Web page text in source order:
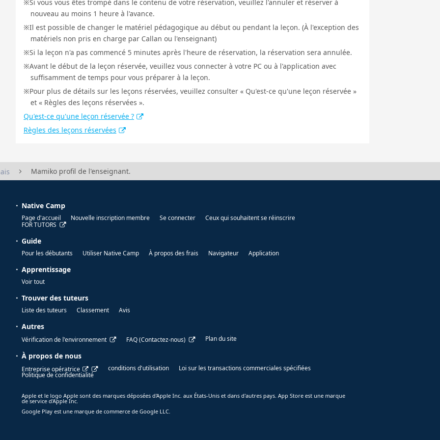
Si vous vous êtes trompé dans le contenu de votre réservation, veuillez l'annuler et réserver à
nouveau au moins 1 heure à l'avance.
Il est possible de changer le matériel pédagogique au début ou pendant la leçon. (À l'exception des
matériels non pris en charge par Callan ou l'enseignant)
Si la leçon n'a pas commencé 5 minutes après l'heure de réservation, la réservation sera annulée.
Avant le début de la leçon réservée, veuillez vous connecter à votre PC ou à l'application avec
suffisamment de temps pour vous préparer à la leçon.
Pour plus de détails sur les leçons réservées, veuillez consulter « Qu'est-ce qu'une leçon réservée »
et « Règles des leçons réservées ».
Qu'est-ce qu'une leçon réservée ?
Règles des leçons réservées
Mamiko profil de l'enseignant.
Native Camp
Page d'accueil Nouvelle inscription membre Se connecter
Ceux qui souhaitent se réinscrire
FOR TUTORS
Guide
Pour les débutants Utiliser Native Camp À propos des frais Navigateur Application
Apprentissage
Voir tout
Trouver des tuteurs
Liste des tuteurs Classement Avis
Autres
Vérification de l'environnement FAQ (Contactez-nous) Plan du site
À propos de nous
Entreprise opératrice conditions d'utilisation
Loi sur les transactions commerciales spécifiées
Politique de confidentialité
Apple et le logo Apple sont des marques déposées d'Apple Inc. aux États-Unis et dans d'autres pays. App Store est une marque
de service d'Apple Inc.
Google Play est une marque de commerce de Google LLC.